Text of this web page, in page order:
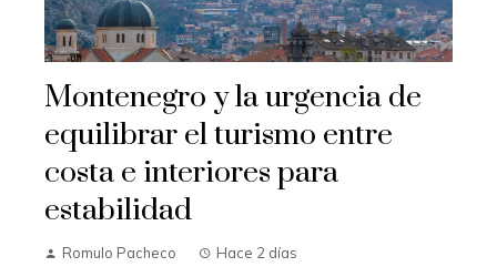
Montenegro y la urgencia de
equilibrar el turismo entre
costa e interiores para
estabilidad
Romulo Pacheco Hace 2 días